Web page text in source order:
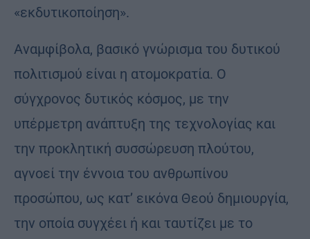
«εκδυτικοποίηση».
Αναμφίβολα, βασικό γνώρισμα του δυτικού
πολιτισμού είναι η ατομοκρατία. Ο
σύγχρονος δυτικός κόσμος, με την
υπέρμετρη ανάπτυξη της τεχνολογίας και
την προκλητική συσσώρευση πλούτου,
αγνοεί την έννοια του ανθρωπίνου
προσώπου, ως κατ’ εικόνα Θεού δημιουργία,
την οποία συγχέει ή και ταυτίζει με το